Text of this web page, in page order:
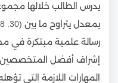
يدرس الطالب خلالها
رسالة علمية مبتكرة في
إشراف أفضل
المهارات اللازمة التي